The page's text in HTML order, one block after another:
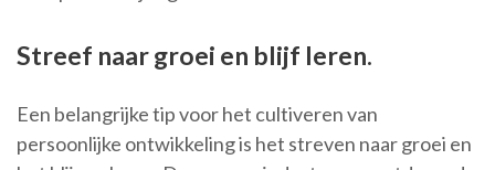
Streef naar groei en blijf leren.
Een belangrijke tip voor het cultiveren van
persoonlijke ontwikkeling is het streven naar groei en